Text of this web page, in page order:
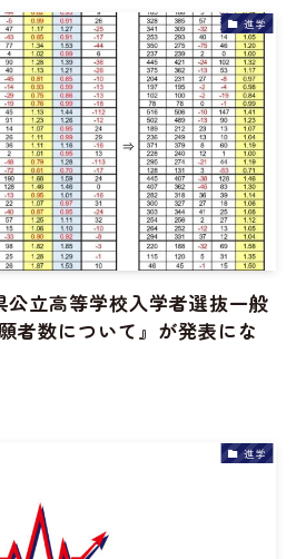
進学
公立高等学校入学者選抜一般
者数について』が発表にな
進学